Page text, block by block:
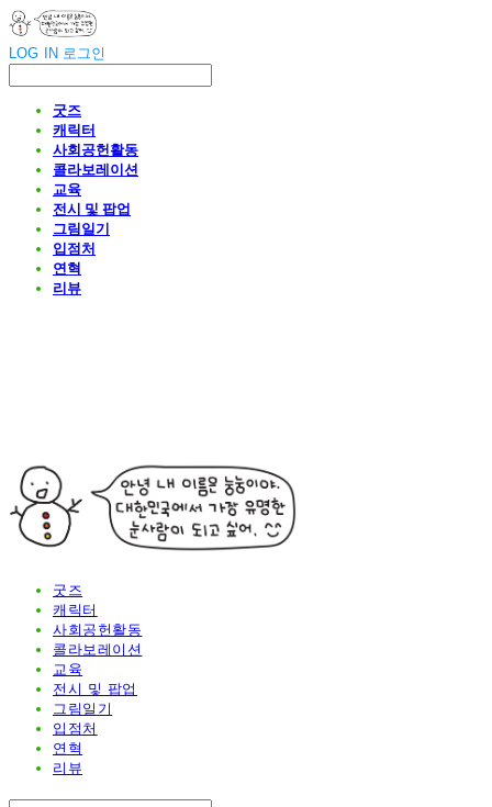
LOG IN 로그인
굿즈
캐릭터
사회공헌활동
콜라보레이션
교육
전시 및 팝업
그림일기
입점처
연혁
리뷰
굿즈
캐릭터
사회공헌활동
콜라보레이션
교육
전시 및 팝업
그림일기
입점처
연혁
리뷰